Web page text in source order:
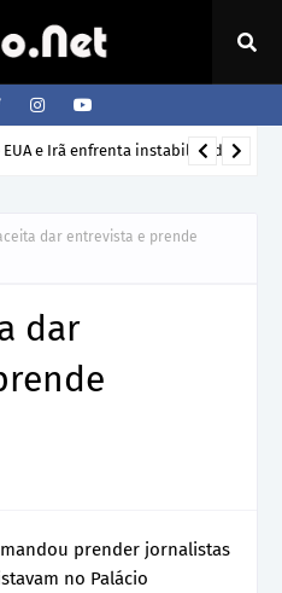
e Irã enfrenta instabilidade
dar entrevista e prende
dar
mandou prender jornalistas
no Palácio